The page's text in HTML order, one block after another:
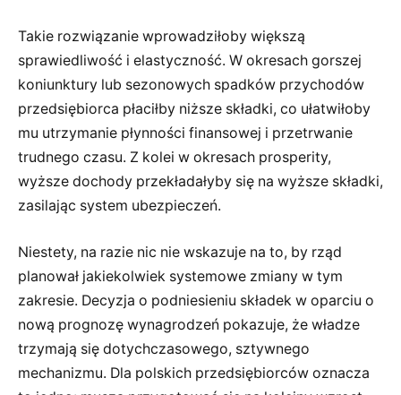
Takie rozwiązanie wprowadziłoby większą
sprawiedliwość i elastyczność. W okresach gorszej
koniunktury lub sezonowych spadków przychodów
przedsiębiorca płaciłby niższe składki, co ułatwiłoby
mu utrzymanie płynności finansowej i przetrwanie
trudnego czasu. Z kolei w okresach prosperity,
wyższe dochody przekładałyby się na wyższe składki,
zasilając system ubezpieczeń.
Niestety, na razie nic nie wskazuje na to, by rząd
planował jakiekolwiek systemowe zmiany w tym
zakresie. Decyzja o podniesieniu składek w oparciu o
nową prognozę wynagrodzeń pokazuje, że władze
trzymają się dotychczasowego, sztywnego
mechanizmu. Dla polskich przedsiębiorców oznacza